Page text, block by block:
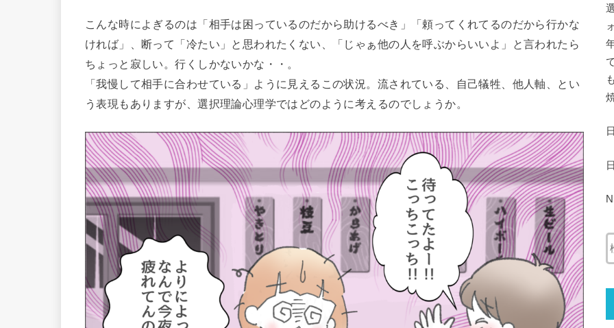
こんな時によぎるのは「相手は困っているのだから助けるべき」「頼ってくれてるのだから行かな
ければ」、断って「冷たい」と思われたくない、「じゃぁ他の人を呼ぶからいいよ」と言われたら
ちょっと寂しい。行くしかないかな・・。
「我慢して相手に合わせている」ように見えるこの状況。流されている、自己犠牲、他人軸、とい
う表現もありますが、選択理論心理学ではどのように考えるのでしょうか。